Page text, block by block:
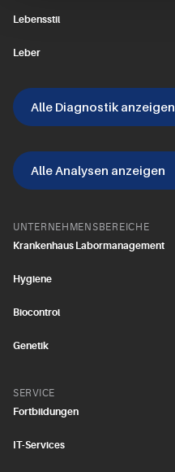
Lebensstil
Leber
Alle Diagnostik anzeigen
Alle Analysen anzeigen
UNTERNEHMENSBEREICHE
Krankenhaus Labormanagement
Hygiene
Biocontrol
Genetik
SERVICE
Fortbildungen
IT-Services